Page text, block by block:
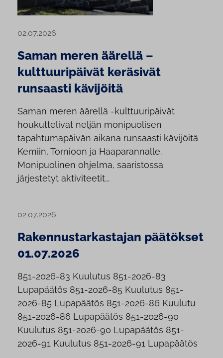
02.07.2026
Saman meren äärellä –
kulttuuripäivät keräsivät
runsaasti kävijöitä
Saman meren äärellä -kulttuuripäivät
houkuttelivat neljän monipuolisen
tapahtumapäivän aikana runsaasti kävijöitä
Kemiin, Tornioon ja Haaparannalle.
Monipuolinen ohjelma, saaristossa
järjestetyt aktiviteetit...
02.07.2026
Rakennustarkastajan päätökset
01.07.2026
851-2026-83 Kuulutus 851-2026-83
Lupapäätös 851-2026-85 Kuulutus 851-
2026-85 Lupapäätös 851-2026-86 Kuulutu
851-2026-86 Lupapäätös 851-2026-90
Kuulutus 851-2026-90 Lupapäätös 851-
2026-91 Kuulutus 851-2026-91 Lupapäätös